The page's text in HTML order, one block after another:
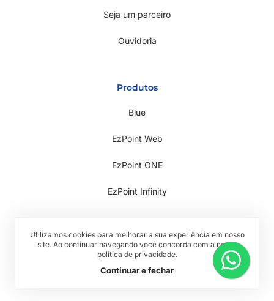
Seja um parceiro
Ouvidoria
Produtos
Blue
EzPoint Web
EzPoint ONE
EzPoint Infinity
Todos os direitos reservados © 2026 RwTech
Política de Privacidade
Termos de Uso
Utilizamos cookies para melhorar a sua experiência em nosso
site. Ao continuar navegando você concorda com a nossa
política de privacidade.
Continuar e fechar